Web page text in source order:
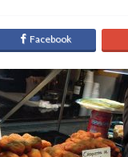
Facebook